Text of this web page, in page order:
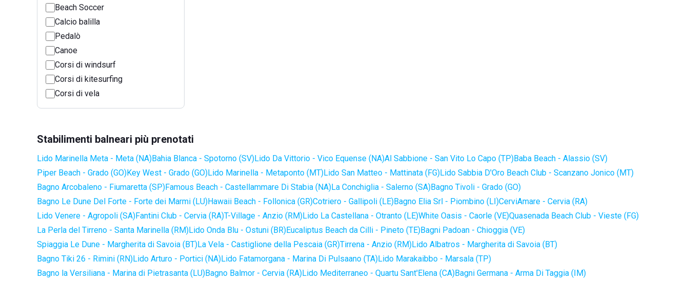
Beach Soccer
Calcio balilla
Pedalò
Canoe
Corsi di windsurf
Corsi di kitesurfing
Corsi di vela
Stabilimenti balneari più prenotati
Lido Marinella Meta - Meta (NA)Bahia Blanca - Spotorno (SV)Lido Da Vittorio - Vico Equense (NA)Al Sabbione - San Vito Lo Capo (TP)Baba Beach - Alassio (SV)
Piper Beach - Grado (GO)Key West - Grado (GO)Lido Marinella - Metaponto (MT)Lido San Matteo - Mattinata (FG)Lido Sabbia D'Oro Beach Club - Scanzano Jonico (MT)
Bagno Arcobaleno - Fiumaretta (SP)Famous Beach - Castellammare Di Stabia (NA)La Conchiglia - Salerno (SA)Bagno Tivoli - Grado (GO)
Bagno Le Dune Del Forte - Forte dei Marmi (LU)Hawaii Beach - Follonica (GR)Cotriero - Gallipoli (LE)Bagno Elia Srl - Piombino (LI)CerviAmare - Cervia (RA)
Lido Venere - Agropoli (SA)Fantini Club - Cervia (RA)T-Village - Anzio (RM)Lido La Castellana - Otranto (LE)White Oasis - Caorle (VE)Quasenada Beach Club - Vieste (FG)
La Perla del Tirreno - Santa Marinella (RM)Lido Onda Blu - Ostuni (BR)Eucaliptus Beach da Cilli - Pineto (TE)Bagni Padoan - Chioggia (VE)
Spiaggia Le Dune - Margherita di Savoia (BT)La Vela - Castiglione della Pescaia (GR)Tirrena - Anzio (RM)Lido Albatros - Margherita di Savoia (BT)
Bagno Tiki 26 - Rimini (RN)Lido Arturo - Portici (NA)Lido Fatamorgana - Marina Di Pulsaano (TA)Lido Marakaibbo - Marsala (TP)
Bagno la Versiliana - Marina di Pietrasanta (LU)Bagno Balmor - Cervia (RA)Lido Mediterraneo - Quartu Sant'Elena (CA)Bagni Germana - Arma Di Taggia (IM)